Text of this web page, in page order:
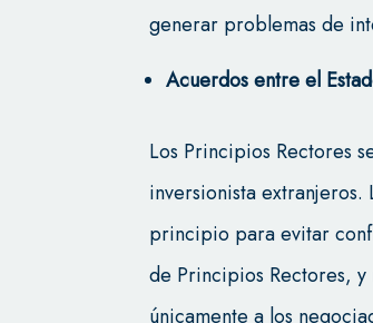
generar problemas de
Acuerdos entre el
Los Principios Rectores
inversionista
principio para evitar
de Principios Rectores,
únicamente a los